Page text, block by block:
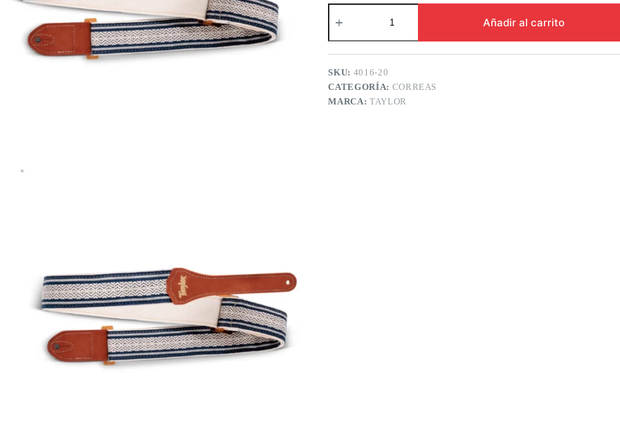
Correa
strap
cuero
jacquard
para
guitarra
academy
blanca
Añadir al carrito
SKU: 4016-20
CATEGORÍA: CORREAS
MARCA: TAYLOR